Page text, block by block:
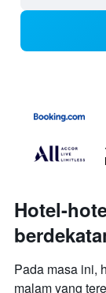
Hotel-
Pada masa ini,
malam yang